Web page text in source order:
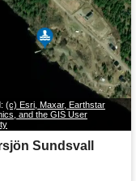
(c) Esri, Maxar, Earthstar
and the GIS User
Sundsvall